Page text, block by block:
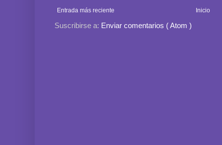
Entrada más reciente Inicio
Suscribirse a: Enviar comentarios ( Atom )